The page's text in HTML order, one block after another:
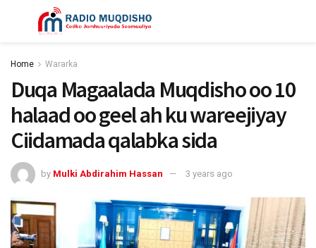
Home Wararka
Duqa Magaalada Muqdisho oo 10
halaad oo geel ah ku wareejiyay
Ciidamada qalabka sida
by Mulki Abdirahim Hassan 3 years ago